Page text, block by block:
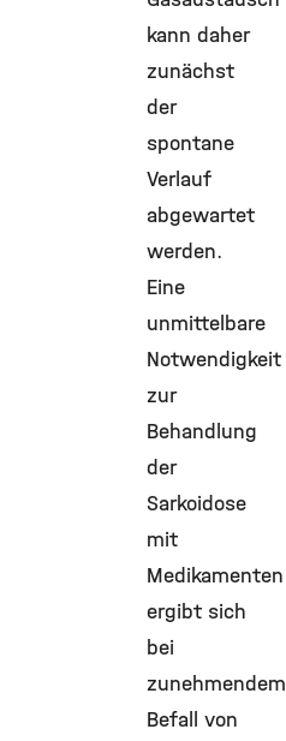
kann daher
zunächst
der
spontane
Verlauf
abgewartet
werden.
Eine
unmittelbare
Notwendigkeit
zur
Behandlung
der
Sarkoidose
mit
Medikamenten
ergibt sich
bei
zunehmendem
Befall von